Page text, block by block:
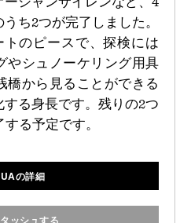
ち2つが完了しました。
のピースで、探検には
やシュノーケリング用具
橋から見ることができる
る身長です。残りの2つ
る予定です。
の詳細
ッシュする